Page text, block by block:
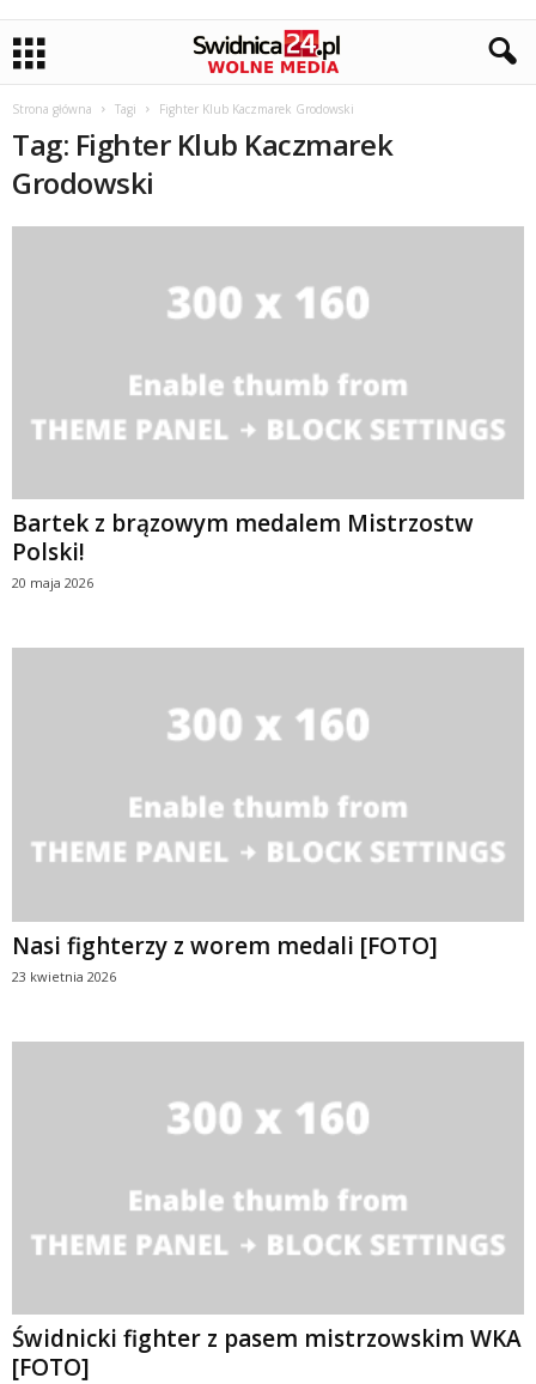
Strona główna Tagi Fighter Klub Kaczmarek Grodowski
Tag: Fighter Klub Kaczmarek
Grodowski
Bartek z brązowym medalem Mistrzostw
Polski!
20 maja 2026
Nasi fighterzy z worem medali [FOTO]
23 kwietnia 2026
Świdnicki fighter z pasem mistrzowskim WKA
[FOTO]